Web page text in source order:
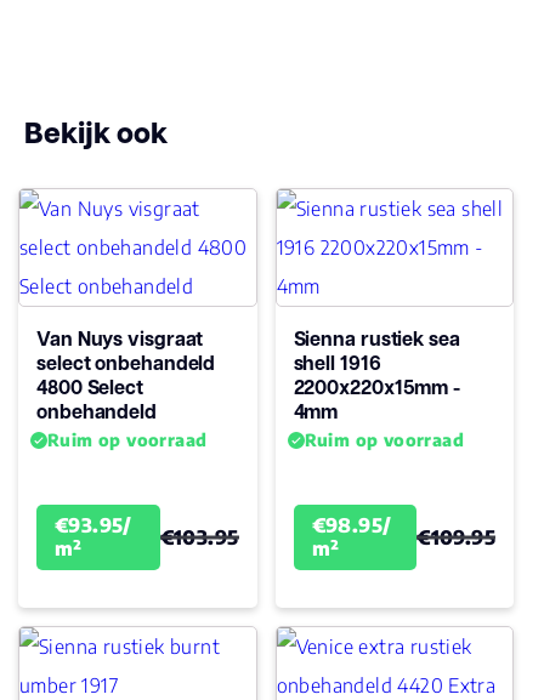
Bekijk ook
Van Nuys visgraat
select onbehandeld
4800 Select
onbehandeld
Ruim op voorraad
€93.95/
m²
€103.95
Sienna rustiek sea
shell 1916
2200x220x15mm -
4mm
Ruim op voorraad
€98.95/
m²
€109.95